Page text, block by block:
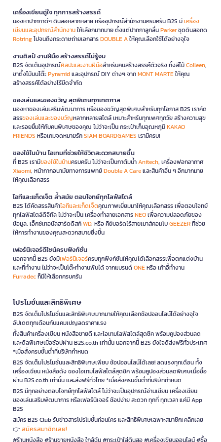
เครื่องเขียนคู่ใจ ทุกการสร้างสรรค์
มองหาปากกาดีๆ ดินสอหลากหลาย หรืออุปกรณ์สำนักงานครบครัน B2S มีเครื่อง
เขียนและอุปกรณ์สำนักงานให้เลือกมากมาย ตั้งแต่ปากกาลูกลื่นParkerชุดดินสอกด
Rotringไปจนถึงกระดาษถ่ายเอกสารDOUBLE Aให้คุณเลือกใช้ได้อย่างจุใจ
งานศิลป์ งานฝีมือ สร้างสรรค์ไม่รู้จบ
B2S จัดเต็มอุปกรณ์ศิลปะและงานฝีมือสำหรับคนสร้างสรรค์ตัวจริง ทั้งสีไม้Colleen,
ขาตั้งไม้บนโต๊ะPyramidและอุปกรณ์ DIY ต่างๆ จากMONT MARTEให้คุณ
สร้างสรรค์ได้อย่างไร้ขีดจำกัด
ของเล่นและของขวัญ สุดพิเศษทุกเทศกาล
มองหาของเล่นเสริมพัฒนาการ หรือของขวัญสุดพิเศษสำหรับทุกโอกาส B2S เราคัด
สรรของเล่นและของขวัญหลากหลายสไตล์ เหมาะสำหรับทุกเพศทุกวัย สร้างความสุข
และรอยยิ้มให้กับคนพิเศษของคุณ ไม่ว่าจะเป็น กระเป๋าเก็บอุณหภูมิKAKAO
FRIENDS หรือเกมจดหมายรักSIAM BOARDGAMES เรามีครบ!
ของใช้ในบ้าน ไอเทมที่ช่วยให้ชีวิตสะดวกสบายขึ้น
ที่ B2S เรามีของใช้ในบ้านครบครัน ไม่ว่าจะเป็นกาต้มน้ำAnitech, เครื่องฟอกอากาศ
Xiaomi, หน้ากากอนามัยทางการแพทย์Double A Careและสินค้าอื่น ๆ อีกมากมาย
ให้คุณเลือกสรร
ไอทีและแก็ดเจ็ต ล้ำสมัย ตอบโจทย์ทุกไลฟ์สไตล์
B2S ได้คัดสรรสินค้าไอทีและแก็ดเจ็ตคุณภาพเยี่ยมมาให้คุณเลือกสรร เพื่อตอบโจทย์
ทุกไลฟ์สไตล์ดิจิทัล ไม่ว่าจะเป็น เครื่องทำลายเอกสารNEOเพื่อความปลอดภัยของ
ข้อมูล, เอ็กซ์เทอนัลฮาร์ดดิสก์WD, หรือ คีย์บอร์ดไร้สายเมาส์คอมโบGEEZERที่ช่วย
ให้การทำงานของคุณสะดวกสบายยิ่งขึ้น
เฟอร์นิเจอร์ดีไซน์ครบฟังก์ชั่น
นอกจากนี้ B2S ยังมีเฟอร์นิเจอร์ครบทุกฟังก์ชันให้คุณได้เลือกสรรเพื่อตกแต่งบ้าน
และที่ทำงาน ไม่ว่าจะเป็นโต๊ะทำงานพับได้ จากแบรนด์ONEหรือ เก้าอี้ทำงาน
Furradecก็มีให้เลือกครบครัน
โปรโมชั่นและสิทธิพิเศษ
B2S จัดเต็มโปรโมชั่นและสิทธิพิเศษมากมายให้คุณเลือกช้อปออนไลน์ได้อย่างจุใจ
อัปเดตทุกเดือนกับแคมเปญลดราคาแรง
ทั้งสินค้าเครื่องเขียน หนังสือขายดี และไอเทมไลฟ์สไตล์สุดชิค พร้อมคูปองส่วนลด
และดีลพิเศษเมื่อช้อปผ่าน B2S.co.th เท่านั้น นอกจากนี้ B2S ยังใจดีส่งฟรีทั่วประเทศ
*เมื่อสั่งครบขั้นต่ำที่บริษัทกำหนด
B2S จัดเต็มโปรโมชั่นและสิทธิพิเศษเพียบ ช้อปออนไลน์ได้เลย! ลดแรงทุกเดือน ทั้ง
เครื่องเขียน หนังสือดัง ของไอเทมไลฟ์สไตล์สุดชิค พร้อมคูปองส่วนลดพิเศษเมื่อซื้อ
ผ่าน B2S.co.th เท่านั้น และส่งฟรีทั่วไทย *เมื่อสั่งครบขั้นต่ำที่บริษัทกำหนด
B2S มีทุกอย่างตอบโจทย์ทุกไลฟ์สไตล์ ไม่ว่าจะเป็นอุปกรณ์อ่านเขียน เครื่องเขียน
ของเล่นเสริมพัฒนาการ หรือเฟอร์นิเจอร์ ช้อปง่าย สะดวก ทุกที่ ทุกเวลา แค่มี App
B2S
สมัคร B2S Club รับข่าวสารโปรโมชั่นก่อนใคร และสิทธิพิเศษเฉพาะสมาชิก! คลิกเลย
👉 สมัครสมาชิกเลย!
#ร้านหนังสือ #ร้านขายหนังสือ ใกล้ฉัน #กระเป๋าใส่ดินสอ #เครื่องเขียนออนไลน์ #ซื้อ